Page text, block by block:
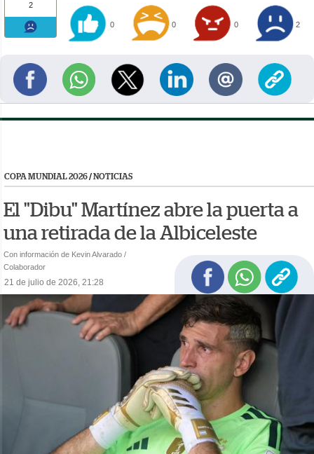
2
0 0 0 2
COPA MUNDIAL 2026/ NOTICIAS
El "Dibu" Martínez abre la puerta a
una retirada de la Albiceleste
Con información de Kevin Alvarado /
Colaborador
21 de julio de 2026, 21:28